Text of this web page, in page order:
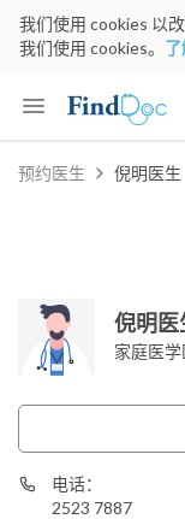
我们使用 cookies 以
我们使用 cookies。
Keyword
预约医生 倪明医生
倪明医
家庭医学
电话：
2523 7887